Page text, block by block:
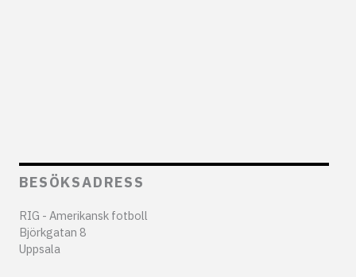
BESÖKSADRESS
RIG - Amerikansk fotboll
Björkgatan 8
Uppsala